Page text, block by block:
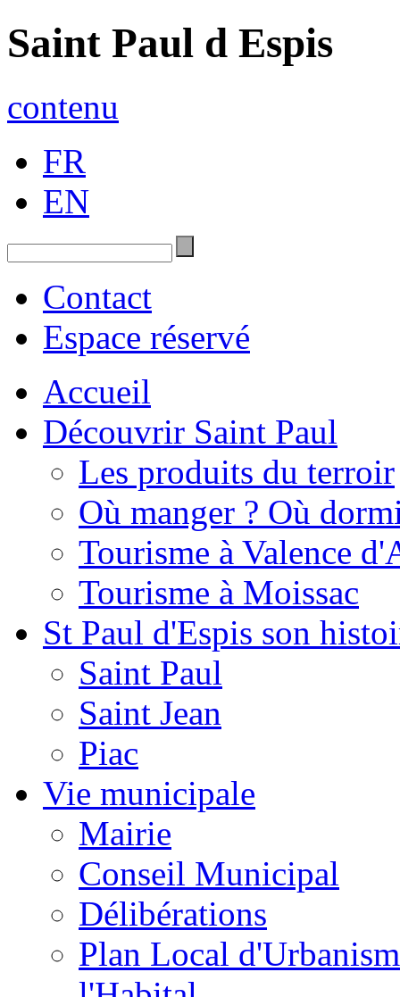
Saint Paul d Espis
contenu
FR
EN
Contact
Espace réservé
Accueil
Découvrir Saint Paul
Les produits du terroir
Où manger ? Où
Tourisme à Valence
Tourisme à Moissac
St Paul d'Espis son
Saint Paul
Saint Jean
Piac
Vie municipale
Mairie
Conseil Municipal
Délibérations
Plan Local